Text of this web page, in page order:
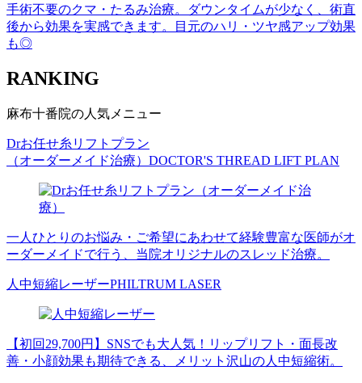
手術不要のクマ・たるみ治療。ダウンタイムが少なく、術直
後から効果を実感できます。目元のハリ・ツヤ感アップ効果
も◎
RANKING
麻布十番院の人気メニュー
Drお任せ糸リフトプラン
（オーダーメイド治療） DOCTOR'S THREAD LIFT PLAN
一人ひとりのお悩み・ご希望にあわせて経験豊富な医師がオ
ーダーメイドで行う、当院オリジナルのスレッド治療。
人中短縮レーザーPHILTRUM LASER
【初回29,700円】SNSでも大人気！リップリフト・面長改
善・小顔効果も期待できる、メリット沢山の人中短縮術。